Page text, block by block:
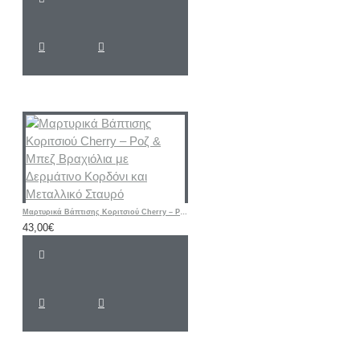
Μαρτυρικά Βάπτισης Κοριτσιού Cherry – Ροζ & Μπεζ Βραχιόλια με Δερμάτινο Κορδόνι και Μεταλλικό Σταυρό
43,00€